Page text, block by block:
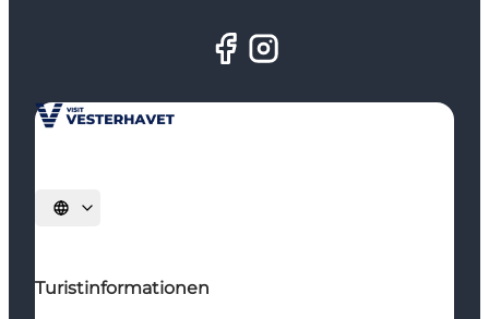
Sprache auswählen
Turistinformationen